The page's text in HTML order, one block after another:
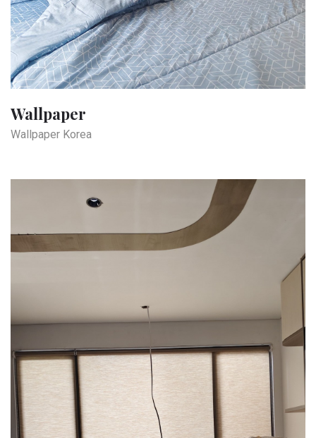
Wallpaper
Wallpaper Korea